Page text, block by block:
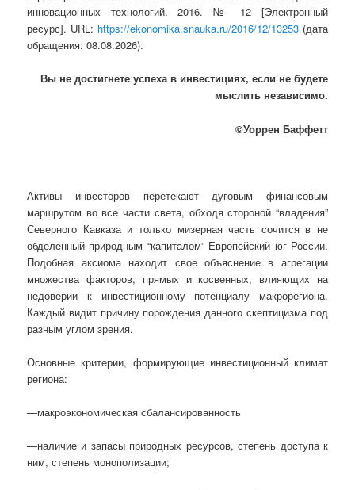
инновационных технологий. 2016. № 12 [Электронный
ресурс]. URL: https://ekonomika.snauka.ru/2016/12/13253(дата
обращения: 08.08.2026).
Вы не достигнете успеха в инвестициях, если не будете
мыслить независимо.
©Уоррен Баффетт
Активы инвесторов перетекают дуговым финансовым
маршрутом во все части света, обходя стороной “владения”
Северного Кавказа и только мизерная часть сочится в не
обделенный природным “капиталом” Европейский юг России.
Подобная аксиома находит свое объяснение в агрегации
множества факторов, прямых и косвенных, влияющих на
недоверии к инвестиционному потенциалу макрорегиона.
Каждый видит причину порождения данного скептицизма под
разным углом зрения.
Основные критерии, формирующие инвестиционный климат
региона:
—макроэкономическая сбалансированность
—наличие и запасы природных ресурсов, степень доступа к
ним, степень монополизации;